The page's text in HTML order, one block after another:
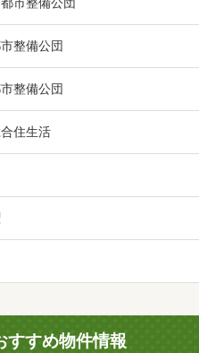
市整備公団
整備公団
整備公団
住生活
すすめ物件情報